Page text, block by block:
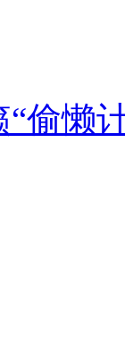
偷懒